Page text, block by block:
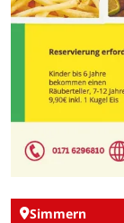
Simmern